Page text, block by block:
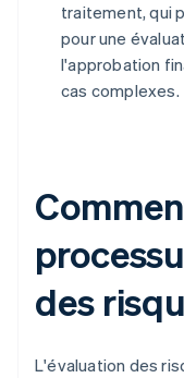
traitement, qui
pour une
l'approbation
cas complexes.
des
L'évaluation des